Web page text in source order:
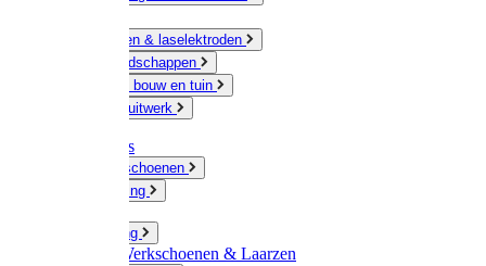
Slijpschijven & laselektroden
Handgereedschappen
IJzerwaren bouw en tuin
Hang en sluitwerk
Disposables
Werkhandschoenen
Regenkleding
Werkkleding
Wandel-/ Werkschoenen & Laarzen